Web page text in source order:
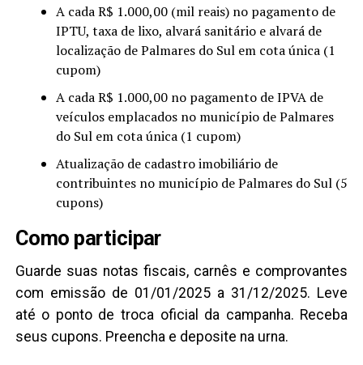
A cada R$ 1.000,00 (mil reais) no pagamento de
IPTU, taxa de lixo, alvará sanitário e alvará de
localização de Palmares do Sul em cota única (1
cupom)
A cada R$ 1.000,00 no pagamento de IPVA de
veículos emplacados no município de Palmares
do Sul em cota única (1 cupom)
Atualização de cadastro imobiliário de
contribuintes no município de Palmares do Sul (5
cupons)
Como participar
Guarde suas notas fiscais, carnês e comprovantes
com emissão de 01/01/2025 a 31/12/2025. Leve
até o ponto de troca oficial da campanha. Receba
seus cupons. Preencha e deposite na urna.